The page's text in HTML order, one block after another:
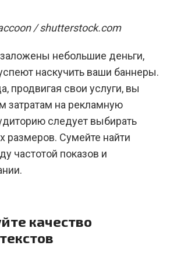
/ shutterstock.com
небольшие деньги,
наскучить ваши баннеры.
продвигая свои услуги, вы
затратам на рекламную
следует выбирать
размеров. Сумейте найти
частотой показов и
качество